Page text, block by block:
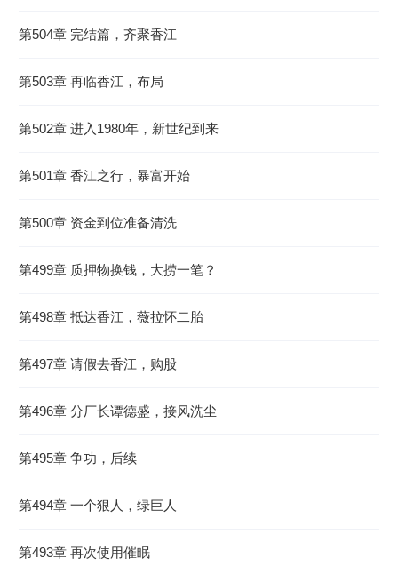
第504章 完结篇，齐聚香江
第503章 再临香江，布局
第502章 进入1980年，新世纪到来
第501章 香江之行，暴富开始
第500章 资金到位准备清洗
第499章 质押物换钱，大捞一笔？
第498章 抵达香江，薇拉怀二胎
第497章 请假去香江，购股
第496章 分厂长谭德盛，接风洗尘
第495章 争功，后续
第494章 一个狠人，绿巨人
第493章 再次使用催眠